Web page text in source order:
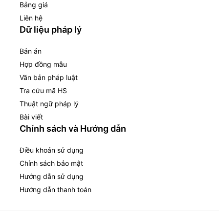
Bảng giá
Liên hệ
Dữ liệu pháp lý
Bản án
Hợp đồng mẫu
Văn bản pháp luật
Tra cứu mã HS
Thuật ngữ pháp lý
Bài viết
Chính sách và Hướng dẫn
Điều khoản sử dụng
Chính sách bảo mật
Hướng dẫn sử dụng
Hướng dẫn thanh toán